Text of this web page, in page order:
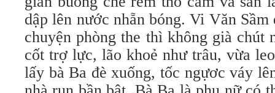
dập lên nước nhẵn bóng. Vi Văn Sầm
chuyện phòng the thì không già chút
cốt trợ lực, lão khoẻ như trâu, vừa
lấy bà Ba đè xuống, tốc ngựơc váy